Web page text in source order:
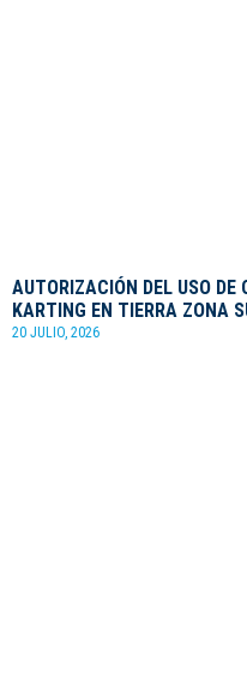
AUTORIZACIÓN DEL USO DE
KARTING EN TIERRA ZONA
20 JULIO, 2026